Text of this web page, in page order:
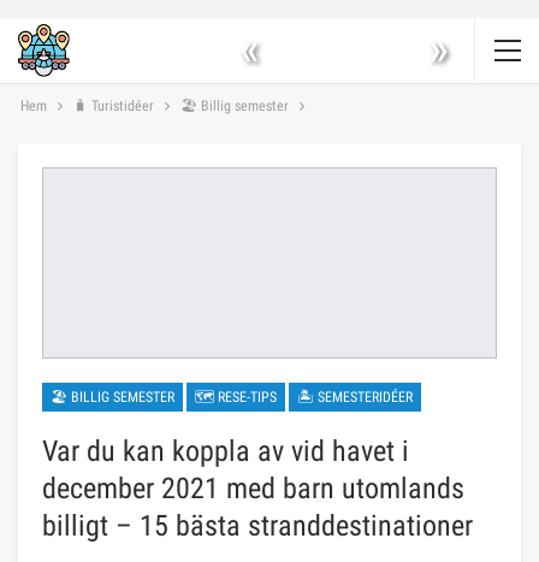
« »
Hem 🧳 Turistidéer 🏖 Billig semester
🏖 BILLIG SEMESTER 🗺 RESE-TIPS 🏝 SEMESTERIDÉER
Var du kan koppla av vid havet i
december 2021 med barn utomlands
billigt – 15 bästa stranddestinationer